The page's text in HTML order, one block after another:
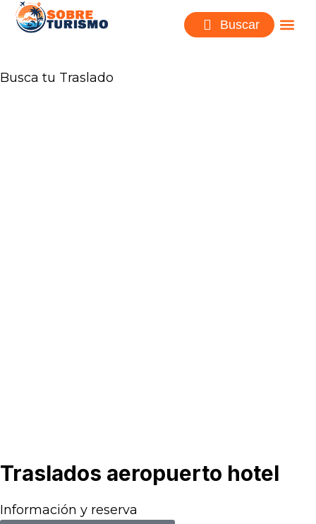
Buscar
Busca tu Traslado
Traslados aeropuerto hotel
Información y reserva